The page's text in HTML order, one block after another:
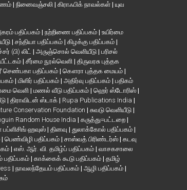
| நினைவஞ்சலி | கிராஃபிக் நாவல்கள் | யுவ
பதிப்பகம் | நற்றிணை பதிப்பகம் | உயிர்மை
| சந்தியா பதிப்பகம் | கிழக்கு பதிப்பகம் |
(பி) லிட் | அருஞ்சொல் வெளியீடு | பரிசல்
| சீர்மை நூல்வெளி | திருவரசு புத்தக
செண்பகா பதிப்பகம் | கௌரா புத்தக மையம் |
| மிளிர் பதிப்பகம் | அதிர்வு பதிப்பகம் | பதிகம்
வெளி| மணல் வீடு பதிப்பகம் | ஹெர் ஸ்டோரிஸ் |
| திராவிடன் ஸ்டாக் | Rupa Publications India |
Conservation Foundation | சுவடு வெளியீடு |
Random House India | கருத்து=பட்டறை |
பப்ளிசிங் ஹவுஸ் | தினவு | துலாக்கோல் பதிப்பகம் |
| பெண்விழி பதிப்பகம் | சாஸ்வத் பிரிண்டர்ஸ் | கடவு
| எஸ். ஆர். வி. தமிழ்ப் பதிப்பகம் | வாசகசாலை
பதிப்பகம்| காக்கைக் கூடு பதிப்பகம் | தமிழ்
| நாவலந்தேயம் பதிப்பகம் | ஆழி பதிப்பகம் |